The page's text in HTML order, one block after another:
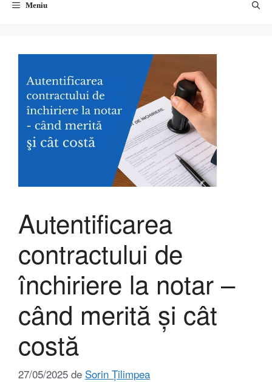
Meniu
Autentificarea
contractului de
închiriere la notar –
când merită și cât
costă
27/05/2025 de Sorin Țilimpea